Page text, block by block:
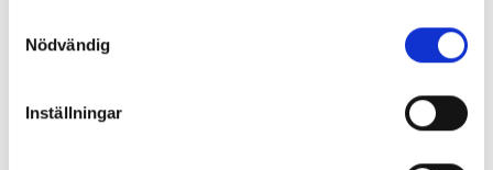
Nödvändig
Inställningar